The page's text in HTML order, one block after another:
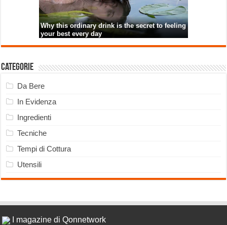
Categorie
Da Bere
In Evidenza
Ingredienti
Tecniche
Tempi di Cottura
Utensili
I magazine di Qonnetwork